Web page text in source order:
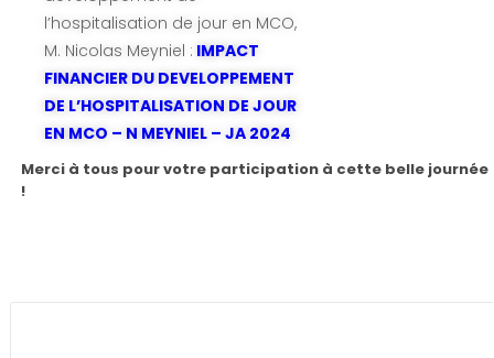
l’hospitalisation de jour en MCO,
M. Nicolas Meyniel : IMPACT
FINANCIER DU DEVELOPPEMENT
DE L’HOSPITALISATION DE JOUR
EN MCO – N MEYNIEL – JA 2024
Merci à tous pour votre participation à cette belle journée
!